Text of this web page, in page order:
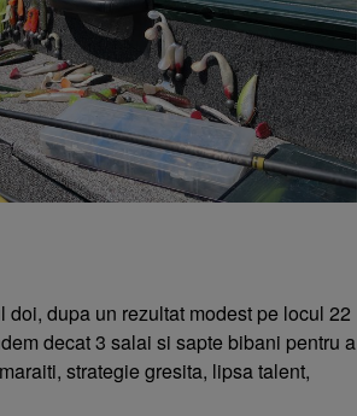
dupa un rezultat modest pe locul 22
decat 3 salai si sapte bibani pentru a
strategie gresita, lipsa talent,